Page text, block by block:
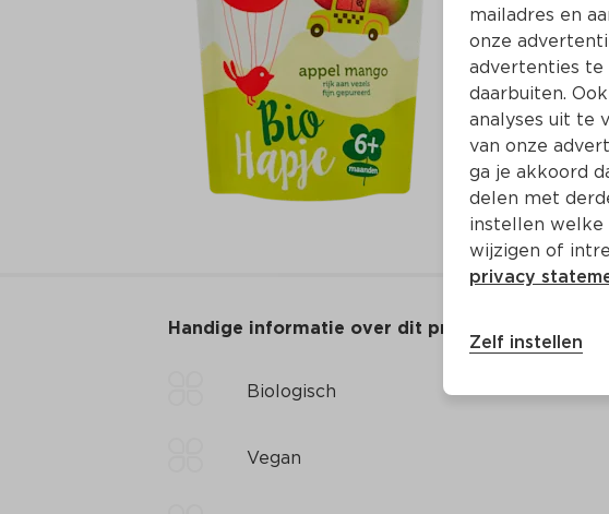
Handige informatie over dit product
Biologisch
Vegan
mailadres en
onze
advertenties te
daarbuiten.
analyses uit te
van onze
ga je akkoord
delen met
instellen welke
wijzigen of
privacy
Zelf instellen